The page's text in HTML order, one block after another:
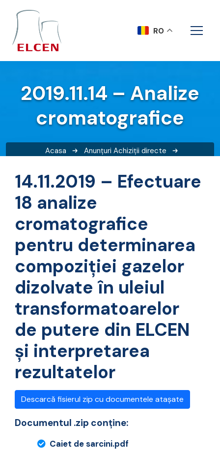
2019.11.14 – Analize
cromatografice
Acasa Anunțuri Achiziții directe
14.11.2019 – Efectuare
18 analize
cromatografice
pentru determinarea
compoziției gazelor
dizolvate în uleiul
transformatoarelor
de putere din ELCEN
și interpretarea
rezultatelor
Descarcă fisierul zip cu documentele atașate
Documentul .zip conține:
Caiet de sarcini.pdf
RO